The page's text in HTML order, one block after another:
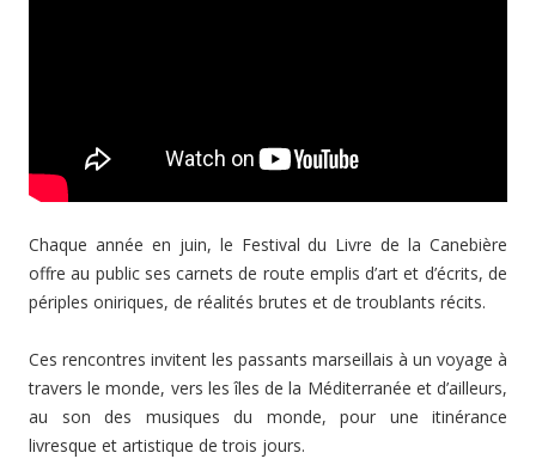
Chaque année en juin, le Festival du Livre de la Canebière
offre au public ses carnets de route emplis d’art et d’écrits, de
périples oniriques, de réalités brutes et de troublants récits.
Ces rencontres invitent les passants marseillais à un voyage à
travers le monde, vers les îles de la Méditerranée et d’ailleurs,
au son des musiques du monde, pour une itinérance
livresque et artistique de trois jours.